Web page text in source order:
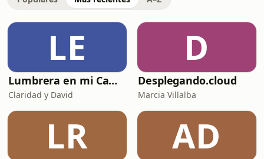
LE
Lumbrera en mi Camino - Biblia en Audio
Claridad y David
D
Desplegando.cloud
Marcia Villalba
LR AD